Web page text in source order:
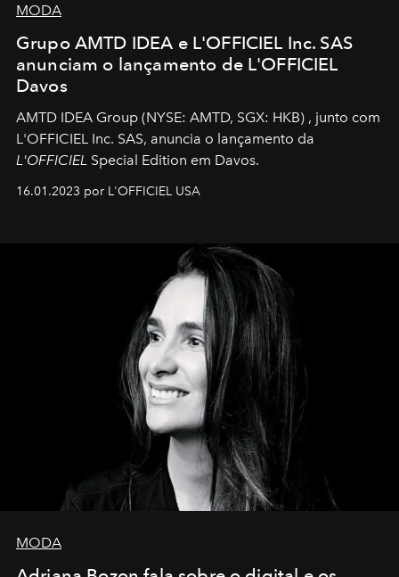
MODA
Grupo AMTD IDEA e L'OFFICIEL Inc. SAS
anunciam o lançamento de L'OFFICIEL
Davos
AMTD IDEA Group (NYSE: AMTD, SGX: HKB) , junto com
L'OFFICIEL Inc. SAS, anuncia o lançamento da
L'OFFICIEL Special Edition em Davos.
16.01.2023 por L'OFFICIEL USA
MODA